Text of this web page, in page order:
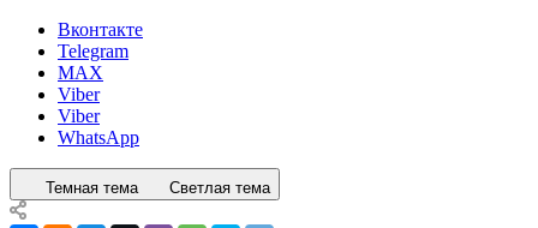
Вконтакте
Telegram
MAX
Viber
Viber
WhatsApp
Темная тема Светлая тема